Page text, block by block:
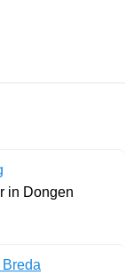
in Dongen